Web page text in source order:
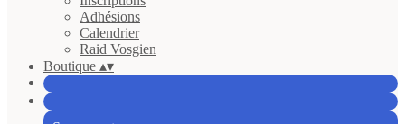
Adhésions
Calendrier
Raid Vosgien
Boutique ▴▾